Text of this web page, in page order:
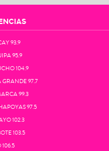
93.9
95.9
104.9
GRANDE 97.7
99.3
97.5
102.3
103.5
106.5